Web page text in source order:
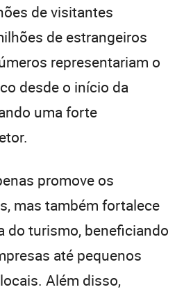
de visitantes
de estrangeiros
representariam o
desde o início da
uma forte
promove os
mas também fortalece
do turismo, beneficiando
até pequenos
Além disso,